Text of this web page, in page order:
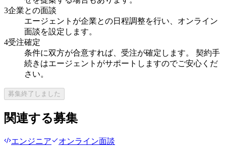
3企業との面談
エージェントが企業との日程調整を行い、オンライン
面談を設定します。
4受注確定
条件に双方が合意すれば、受注が確定します。 契約手
続きはエージェントがサポートしますのでご安心くだ
さい。
募集終了しました
関連する募集
エンジニア オンライン面談